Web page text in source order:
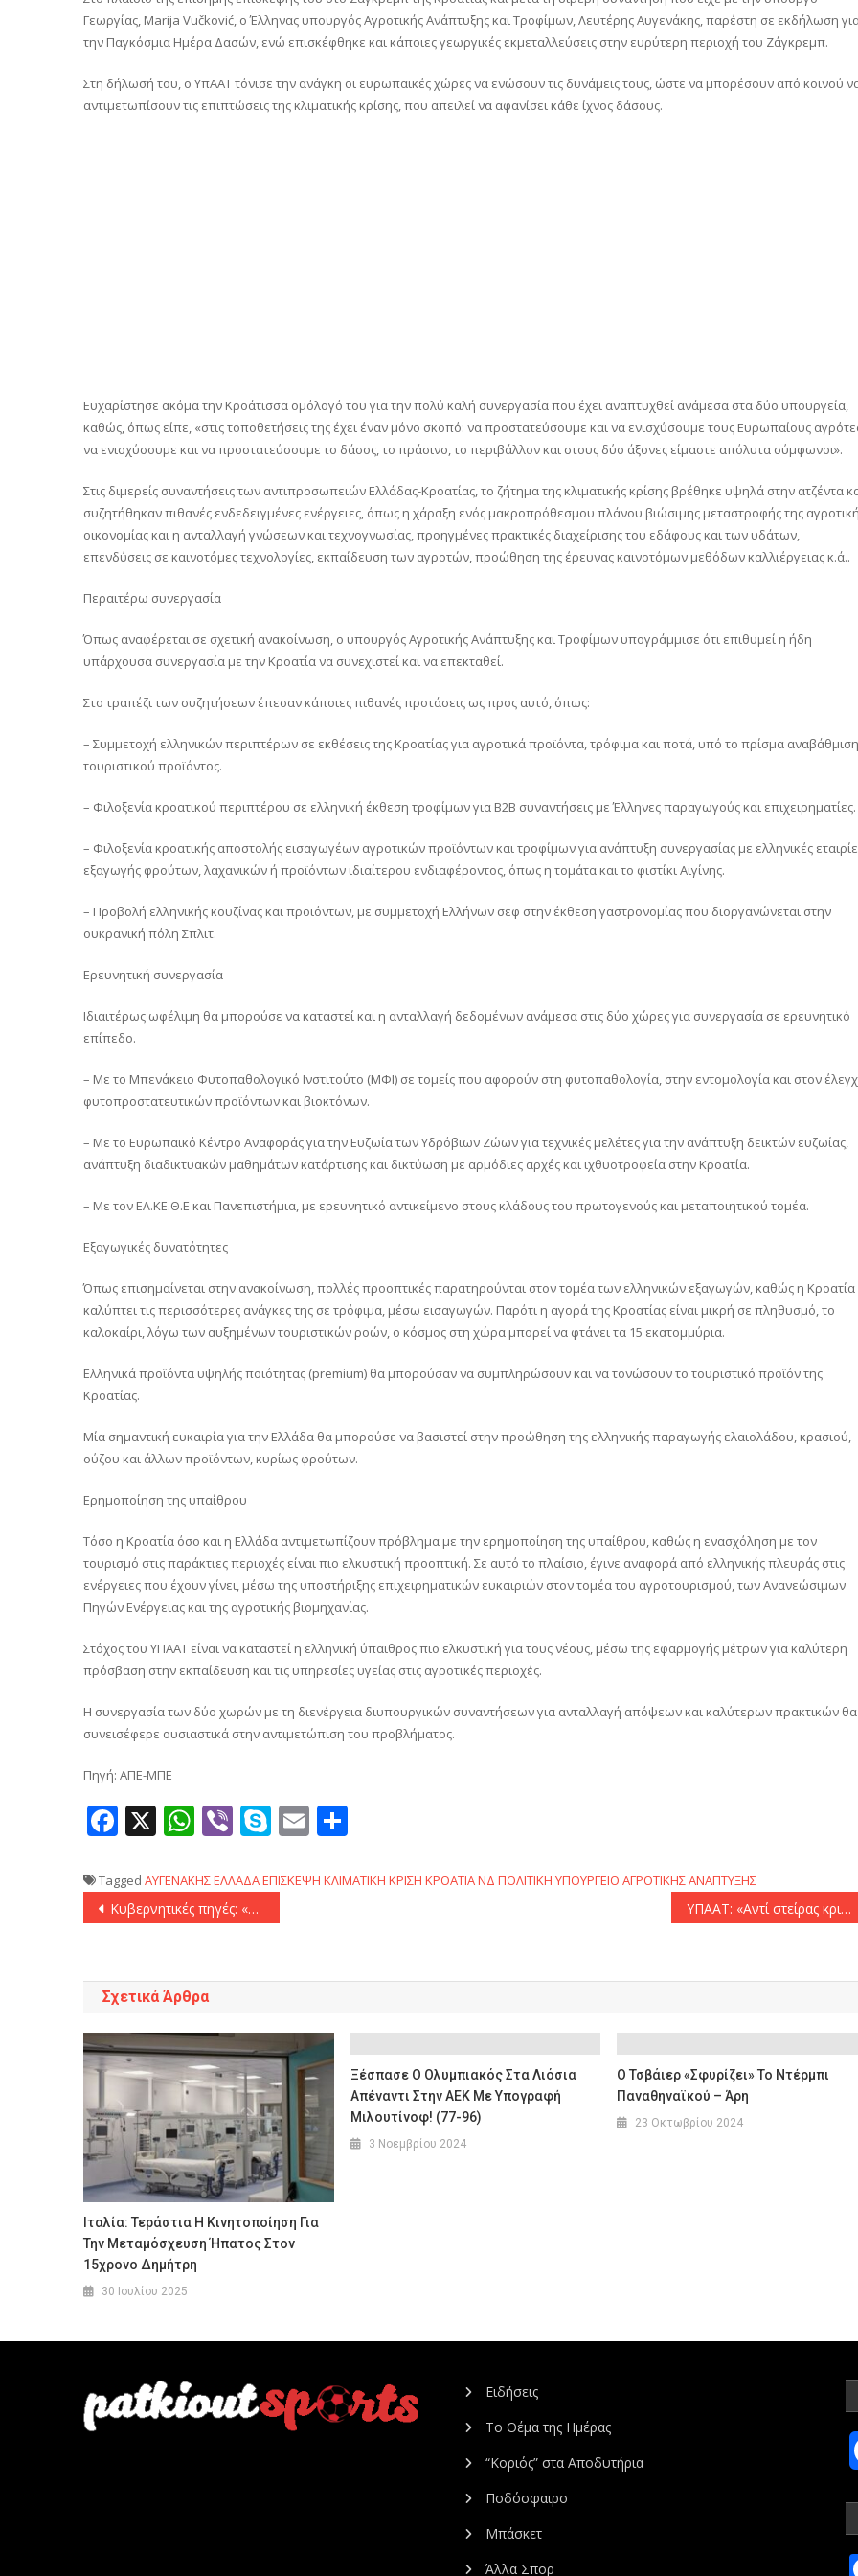
Γεωργίας, Marija Vučković, ο Έλληνας υπουργός Αγροτικής Ανάπτυξης και Τροφίμων, Λευτέρης Αυγενάκης, παρέστη σε εκδήλωση
την Παγκόσμια Ημέρα Δασών, ενώ επισκέφθηκε και κάποιες γεωργικές εκμεταλλεύσεις στην ευρύτερη περιοχή του Ζάγκρεμπ.
Στη δήλωσή του, ο ΥπΑΑΤ τόνισε την ανάγκη οι ευρωπαϊκές χώρες να ενώσουν τις δυνάμεις τους, ώστε να μπορέσουν από κοινού
αντιμετωπίσουν τις επιπτώσεις της κλιματικής κρίσης, που απειλεί να αφανίσει κάθε ίχνος δάσους.
Ευχαρίστησε ακόμα την Κροάτισσα ομόλογό του για την πολύ καλή συνεργασία που έχει αναπτυχθεί ανάμεσα στα δύο υπουργεία,
καθώς, όπως είπε, «στις τοποθετήσεις της έχει έναν μόνο σκοπό: να προστατεύσουμε και να ενισχύσουμε τους Ευρωπαίους
να ενισχύσουμε και να προστατεύσουμε το δάσος, το πράσινο, το περιβάλλον και στους δύο άξονες είμαστε απόλυτα σύμφωνοι».
Στις διμερείς συναντήσεις των αντιπροσωπειών Ελλάδας-Κροατίας, το ζήτημα της κλιματικής κρίσης βρέθηκε υψηλά στην ατζέντα
συζητήθηκαν πιθανές ενδεδειγμένες ενέργειες, όπως η χάραξη ενός μακροπρόθεσμου πλάνου βιώσιμης μεταστροφής της
οικονομίας και η ανταλλαγή γνώσεων και τεχνογνωσίας, προηγμένες πρακτικές διαχείρισης του εδάφους και των υδάτων,
επενδύσεις σε καινοτόμες τεχνολογίες, εκπαίδευση των αγροτών, προώθηση της έρευνας καινοτόμων μεθόδων καλλιέργειας κ.ά..
Περαιτέρω συνεργασία
Όπως αναφέρεται σε σχετική ανακοίνωση, ο υπουργός Αγροτικής Ανάπτυξης και Τροφίμων υπογράμμισε ότι επιθυμεί η ήδη
υπάρχουσα συνεργασία με την Κροατία να συνεχιστεί και να επεκταθεί.
Στο τραπέζι των συζητήσεων έπεσαν κάποιες πιθανές προτάσεις ως προς αυτό, όπως:
– Συμμετοχή ελληνικών περιπτέρων σε εκθέσεις της Κροατίας για αγροτικά προϊόντα, τρόφιμα και ποτά, υπό το πρίσμα
τουριστικού προϊόντος.
– Φιλοξενία κροατικού περιπτέρου σε ελληνική έκθεση τροφίμων για Β2Β συναντήσεις με Έλληνες παραγωγούς και επιχειρηματίες.
– Φιλοξενία κροατικής αποστολής εισαγωγέων αγροτικών προϊόντων και τροφίμων για ανάπτυξη συνεργασίας με ελληνικές
εξαγωγής φρούτων, λαχανικών ή προϊόντων ιδιαίτερου ενδιαφέροντος, όπως η τομάτα και το φιστίκι Αιγίνης.
– Προβολή ελληνικής κουζίνας και προϊόντων, με συμμετοχή Ελλήνων σεφ στην έκθεση γαστρονομίας που διοργανώνεται στην
ουκρανική πόλη Σπλιτ.
Ερευνητική συνεργασία
Ιδιαιτέρως ωφέλιμη θα μπορούσε να καταστεί και η ανταλλαγή δεδομένων ανάμεσα στις δύο χώρες για συνεργασία σε ερευνητικό
επίπεδο.
– Με το Μπενάκειο Φυτοπαθολογικό Ινστιτούτο (ΜΦΙ) σε τομείς που αφορούν στη φυτοπαθολογία, στην εντομολογία και στον
φυτοπροστατευτικών προϊόντων και βιοκτόνων.
– Με το Ευρωπαϊκό Κέντρο Αναφοράς για την Ευζωία των Υδρόβιων Ζώων για τεχνικές μελέτες για την ανάπτυξη δεικτών ευζωίας,
ανάπτυξη διαδικτυακών μαθημάτων κατάρτισης και δικτύωση με αρμόδιες αρχές και ιχθυοτροφεία στην Κροατία.
– Με τον ΕΛ.ΚΕ.Θ.Ε και Πανεπιστήμια, με ερευνητικό αντικείμενο στους κλάδους του πρωτογενούς και μεταποιητικού τομέα.
Εξαγωγικές δυνατότητες
Όπως επισημαίνεται στην ανακοίνωση, πολλές προοπτικές παρατηρούνται στον τομέα των ελληνικών εξαγωγών, καθώς η Κροατία
καλύπτει τις περισσότερες ανάγκες της σε τρόφιμα, μέσω εισαγωγών. Παρότι η αγορά της Κροατίας είναι μικρή σε πληθυσμό, το
καλοκαίρι, λόγω των αυξημένων τουριστικών ροών, ο κόσμος στη χώρα μπορεί να φτάνει τα 15 εκατομμύρια.
Ελληνικά προϊόντα υψηλής ποιότητας (premium) θα μπορούσαν να συμπληρώσουν και να τονώσουν το τουριστικό προϊόν της
Κροατίας.
Μία σημαντική ευκαιρία για την Ελλάδα θα μπορούσε να βασιστεί στην προώθηση της ελληνικής παραγωγής ελαιολάδου, κρασιού,
ούζου και άλλων προϊόντων, κυρίως φρούτων.
Ερημοποίηση της υπαίθρου
Τόσο η Κροατία όσο και η Ελλάδα αντιμετωπίζουν πρόβλημα με την ερημοποίηση της υπαίθρου, καθώς η ενασχόληση με τον
τουρισμό στις παράκτιες περιοχές είναι πιο ελκυστική προοπτική. Σε αυτό το πλαίσιο, έγινε αναφορά από ελληνικής πλευράς στις
ενέργειες που έχουν γίνει, μέσω της υποστήριξης επιχειρηματικών ευκαιριών στον τομέα του αγροτουρισμού, των Ανανεώσιμων
Πηγών Ενέργειας και της αγροτικής βιομηχανίας.
Στόχος του ΥΠΑΑΤ είναι να καταστεί η ελληνική ύπαιθρος πιο ελκυστική για τους νέους, μέσω της εφαρμογής μέτρων για καλύτερη
πρόσβαση στην εκπαίδευση και τις υπηρεσίες υγείας στις αγροτικές περιοχές.
Η συνεργασία των δύο χωρών με τη διενέργεια διυπουργικών συναντήσεων για ανταλλαγή απόψεων και καλύτερων πρακτικών θα
συνεισέφερε ουσιαστικά στην αντιμετώπιση του προβλήματος.
Πηγή: ΑΠΕ-ΜΠΕ
Facebook
X WhatsApp
ViberSkype
Email
Tagged ΑΥΓΕΝΑΚΗΣΕΛΛΑΔΑΕΠΙΣΚΕΨΗ ΚΛΙΜΑΤΙΚΗ ΚΡΙΣΗ ΚΡΟΑΤΙΑΝΔ ΠΟΛΙΤΙΚΗ ΥΠΟΥΡΓΕΙΟ ΑΓΡΟΤΙΚΗΣ ΑΝΑΠΤΥΞΗΣ
Πλοήγηση
Κυβερνητικές πηγές: «Δεν υπεγράφη καμία συμφωνία μεταξύ Ελλάδας – Ουκρανίας κατά την πρόσφατη επίσκεψη του πρωθυπουργού στην Οδησσό» ΥΠΑΑΤ: «Αντί στείρας κριτικής, το ΠΑΣΟΚ καλό θα ήταν να ζητήσει από την ευρωσοσιαλιστική ομάδα να στηρίξει τις αλλαγές στην ΚΑΠ»
Σχετικά Άρθρα
Ιταλία: Τεράστια Η Κινητοποίηση Για
Την Μεταμόσχευση Ήπατος Στον
15χρονο Δημήτρη
30 Ιουλίου 2025
Ξέσπασε Ο Ολυμπιακός Στα Λιόσια
Απέναντι Στην ΑΕΚ Με Υπογραφή
Μιλουτίνοφ! (77-96)
3 Νοεμβρίου 2024
Ο Τσβάιερ «σφυρίζει» Το Ντέρμπι
Παναθηναϊκού – Άρη
23 Οκτωβρίου 2024
Ειδήσεις
Το Θέμα της Ημέρας
“Κοριός” στα Αποδυτήρια
Ποδόσφαιρο
Μπάσκετ
Άλλα Σπορ